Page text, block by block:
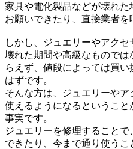
家具や電化製品などが壊れ
お願いできたり、直接業者を
しかし、ジュエリーやアクセ
壊れた期間や高級なもので
らえず、値段によっては買
はずです。
そんな方は、ジュエリーや
使えるようになるというこ
事実です。
ジュエリーを修理すること
できたり、今まで通り使う